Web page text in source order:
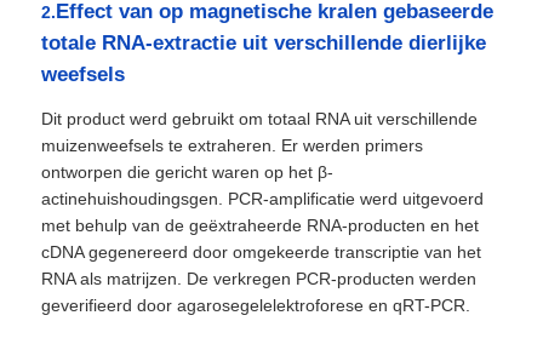
NGS-magnetische kralen
Cell Sorting Magnetische kralen
Magnetische Parels Eiwitreiniging
Oppervlakte-geactiveerde magnetische kralen
2.Effect van op magnetische kralen gebaseerde
totale RNA-extractie uit verschillende dierlijke
weefsels
Dit product werd gebruikt om totaal RNA uit verschillende
muizenweefsels te extraheren. Er werden primers
ontworpen die gericht waren op het β-
actinehuishoudingsgen. PCR-amplificatie werd uitgevoerd
met behulp van de geëxtraheerde RNA-producten en het
cDNA gegenereerd door omgekeerde transcriptie van het
RNA als matrijzen. De verkregen PCR-producten werden
geverifieerd door agarosegelelektroforese en qRT-PCR.